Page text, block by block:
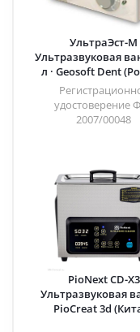
УльтраЭст-М
Ультразвуковая
л · Geosoft Dent
удостоверение
2007/00048
PioNext CD-X3
Ультразвуковая
PioCreat 3d